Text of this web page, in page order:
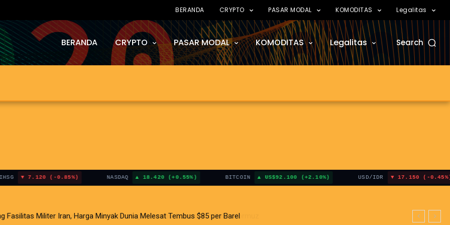
BERANDA CRYPTO PASAR MODAL KOMODITAS Legalitas
BERANDA CRYPTO PASAR MODAL KOMODITAS Legalitas Search
7.120 (-0.85%) 18.420 (+0.55%) BITCOIN US$92.100 (+2.10%) USD/IDR 17.150 (-0.45%)
Amblesnya Saham Teknologi Asia dan Guncangan Selat Hormuz